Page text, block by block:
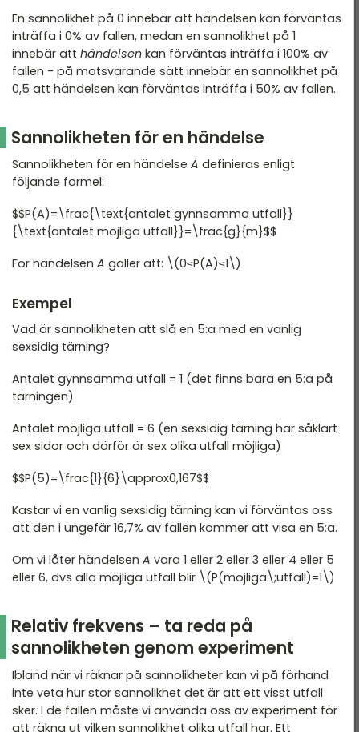
En sannolikhet på 0 innebär att händelsen kan förväntas
inträffa i 0% av fallen, medan en sannolikhet på 1
innebär att händelsen kan förväntas inträffa i 100% av
fallen - på motsvarande sätt innebär en sannolikhet på
0,5 att händelsen kan förväntas inträffa i 50% av fallen.
Sannolikheten för en händelse
Sannolikheten för en händelse A definieras enligt
följande formel:
$$P(A)=\frac{\text{antalet gynnsamma utfall}}
{\text{antalet möjliga utfall}}=\frac{g}{m}$$
För händelsen A gäller att: \(0≤P(A)≤1\)
Exempel
Vad är sannolikheten att slå en 5:a med en vanlig
sexsidig tärning?
Antalet gynnsamma utfall = 1 (det finns bara en 5:a på
tärningen)
Antalet möjliga utfall = 6 (en sexsidig tärning har såklart
sex sidor och därför är sex olika utfall möjliga)
$$P(5)=\frac{1}{6}\approx0,167$$
Kastar vi en vanlig sexsidig tärning kan vi förväntas oss
att den i ungefär 16,7% av fallen kommer att visa en 5:a.
Om vi låter händelsen A vara 1 eller 2 eller 3 eller 4 eller 5
eller 6, dvs alla möjliga utfall blir \(P(möjliga\;utfall)=1\)
Relativ frekvens – ta reda på
sannolikheten genom experiment
Ibland när vi räknar på sannolikheter kan vi på förhand
inte veta hur stor sannolikhet det är att ett visst utfall
sker. I de fallen måste vi använda oss av experiment för
att räkna ut vilken sannolikhet olika utfall har. Ett